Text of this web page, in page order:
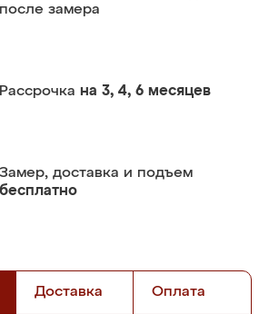
после замера
Рассрочка на 3, 4, 6 месяцев
Замер, доставка и подъем
бесплатно
Доставка Оплата